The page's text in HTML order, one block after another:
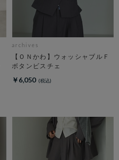
archives
【ＯＮかわ】ウォッシャブルＦ
ボタンビスチェ
￥6,050